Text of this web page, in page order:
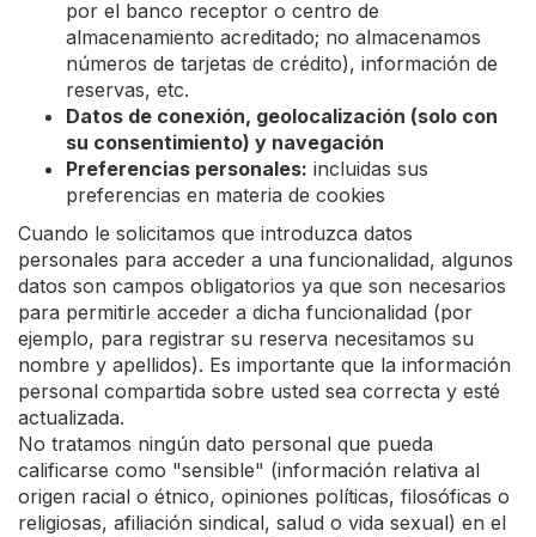
por el banco receptor o centro de
almacenamiento acreditado; no almacenamos
números de tarjetas de crédito), información de
reservas, etc.
Datos de conexión, geolocalización (solo con
su consentimiento) y navegación
Preferencias personales: incluidas sus
preferencias en materia de cookies
Cuando le solicitamos que introduzca datos
personales para acceder a una funcionalidad, algunos
datos son campos obligatorios ya que son necesarios
para permitirle acceder a dicha funcionalidad (por
ejemplo, para registrar su reserva necesitamos su
nombre y apellidos). Es importante que la información
personal compartida sobre usted sea correcta y esté
actualizada.
No tratamos ningún dato personal que pueda
calificarse como "sensible" (información relativa al
origen racial o étnico, opiniones políticas, filosóficas o
religiosas, afiliación sindical, salud o vida sexual) en el